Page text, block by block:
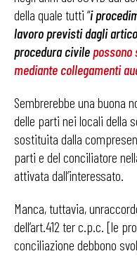
della quale tutti “i
lavoro previsti dagli
procedura civile
mediante collegamenti
Sembrerebbe una buona
delle parti nei locali della
sostituita dalla
parti e del conciliatore
attivata dall’interessato.
Manca, tuttavia,
dell’art.412 ter c.p.c. [le
conciliazione debbono